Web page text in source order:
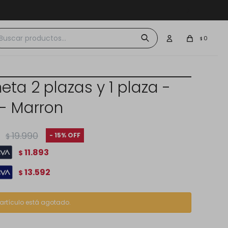
$ 0
2 plazas y 1 plaza -
Marron
$ 19.990 15
$ 11.893
$ 13.592
artículo está agotado.